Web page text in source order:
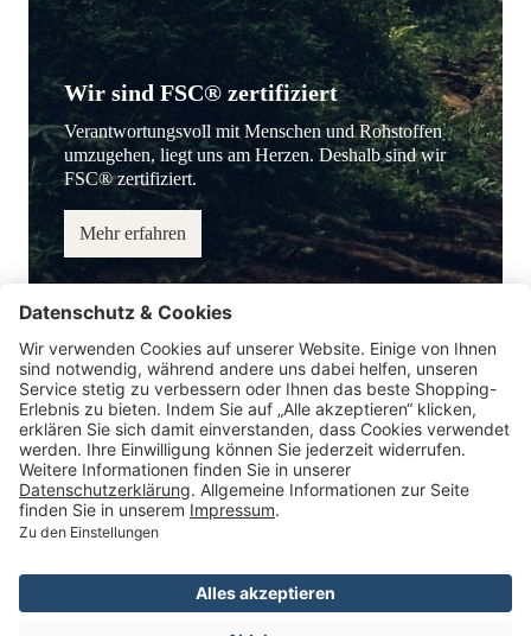
Wir sind FSC® zertifiziert
Verantwortungsvoll mit Menschen und Rohstoffen
umzugehen, liegt uns am Herzen. Deshalb sind wir
FSC® zertifiziert.
Mehr erfahren
Service-Hotline
Information
Service
Zahlungsmöglichkeiten
* Alle Preise inkl. gesetzl. Mehrwertsteuer.